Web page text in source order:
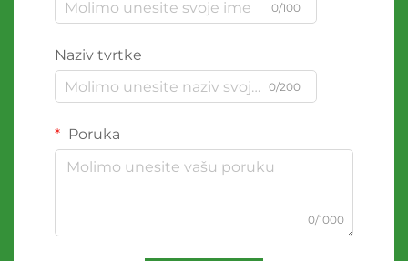
0/100
Naziv tvrtke
0/200
Poruka
0/1000